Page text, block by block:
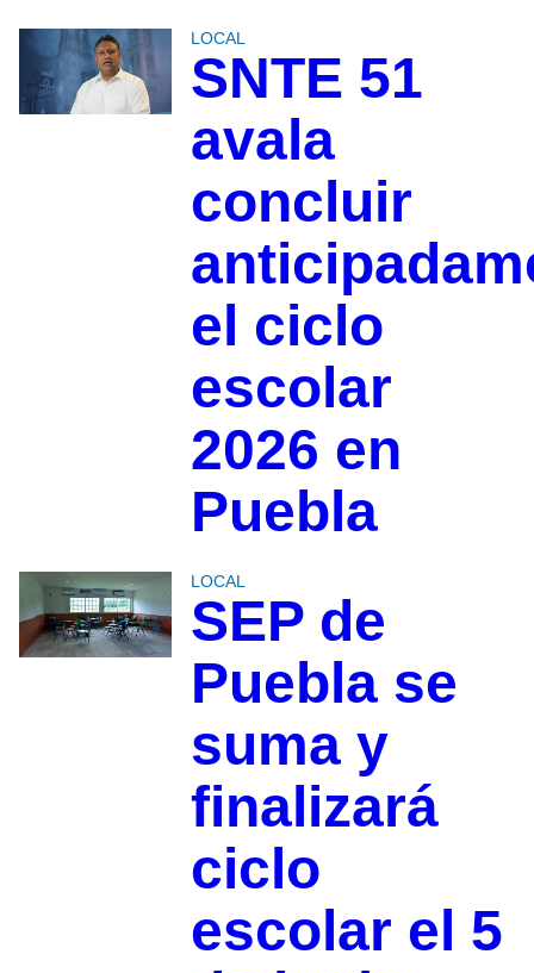
LOCAL
SNTE 51
avala
concluir
el ciclo
escolar
2026 en
Puebla
LOCAL
SEP de
Puebla se
suma y
finalizará
ciclo
escolar el 5